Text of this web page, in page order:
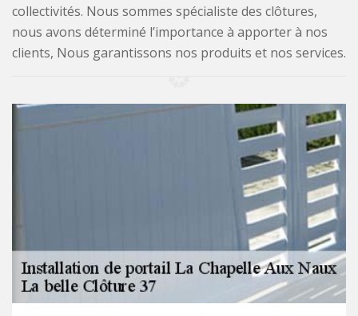
collectivités. Nous sommes spécialiste des clôtures,
nous avons déterminé l’importance à apporter à nos
clients, Nous garantissons nos produits et nos services.